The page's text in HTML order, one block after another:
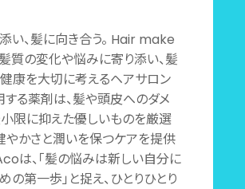
い、髪に向き合う。 Hair make
質の変化や悩みに寄り添い、髪
康を大切に考えるヘアサロン
する薬剤は、髪や頭皮へのダメ
限に抑えた優しいものを厳選
やかさと潤いを保つケアを提供
は、「髪の悩みは新しい自分に
の第一歩」と捉え、ひとりひとり